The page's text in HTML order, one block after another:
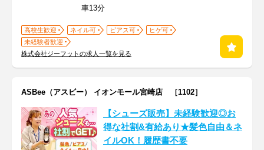
車13分
高校生歓迎 ネイル可 ピアス可
ヒゲ可
未経験者歓迎
株式会社ジーフットの求人一覧を見る
ASBee（アスビー） イオンモール宮崎店 ［1102］
【シューズ販売】未経験歓迎◎お
得な社割&有給あり★髪色自由＆ネ
イルOK！履歴書不要